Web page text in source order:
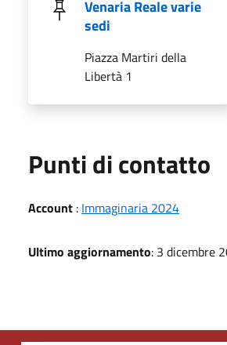
Venaria Reale varie
sedi
Piazza Martiri della
Libertà 1
Punti di contatto
Account : Immaginaria 2024
Ultimo aggiornamento: 3 dicembre